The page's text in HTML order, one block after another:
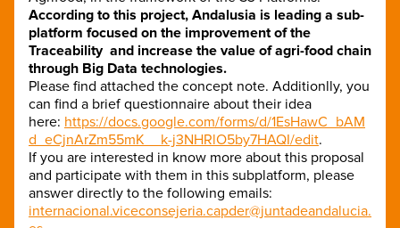
According to this project, Andalusia is leading a sub-
platform focused on the improvement of the
Traceability and increase the value of agri-food chain
through Big Data technologies.
Please find attached the concept note. Additionlly, you
can find a brief questionnaire about their idea
here: https://docs.google.com/forms/d/1EsHawC_bAM
d_eCjnArZm55mK__k-j3NHRlO5by7HAQI/edit.
If you are interested in know more about this proposal
and participate with them in this subplatform, please
answer directly to the following emails:
internacional.viceconsejeria.capder@juntadeandalucia.